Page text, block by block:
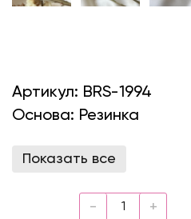
Артикул: BRS-1994
Основа: Резинка
Показать все